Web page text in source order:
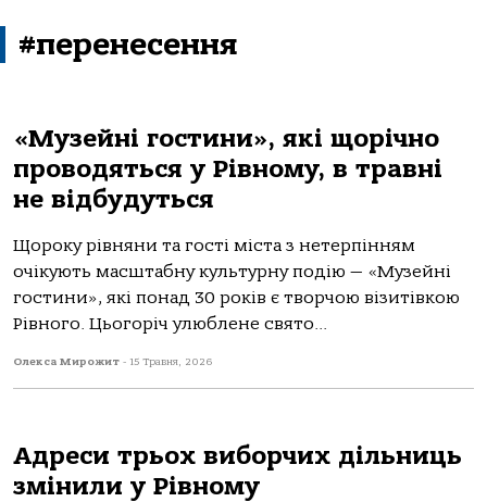
#перенесення
«Музейні гостини», які щорічно
проводяться у Рівному, в травні
не відбудуться
Щороку рівняни та гості міста з нетерпінням
очікують масштабну культурну подію — «Музейні
гостини», які понад 30 років є творчою візитівкою
Рівного. Цьогоріч улюблене свято...
Олекса Мирожит - 15 Травня, 2026
Адреси трьох виборчих дільниць
змінили у Рівному